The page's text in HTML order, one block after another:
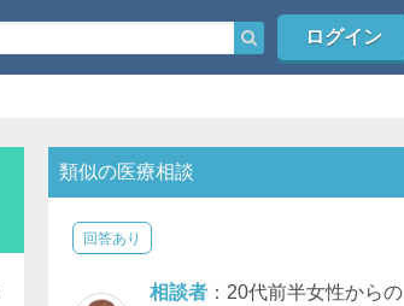
ログイン
類似の医療相談
回答あり
相談者：20代前半女性からの